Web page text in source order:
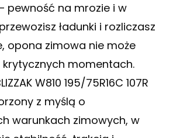
– pewność na mrozie i w
ładunki i rozliczasz
opona zimowa nie może
krytycznych momentach.
W810 195/75R16C 107R
z myślą o
warunkach zimowych, w